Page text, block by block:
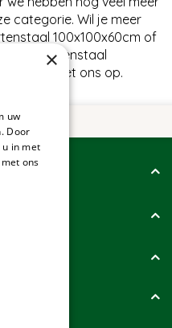
categorie. Wil je meer
100x100x60cm of
in Cortenstaal
met ons op.
×
uw
Door
in met
ons